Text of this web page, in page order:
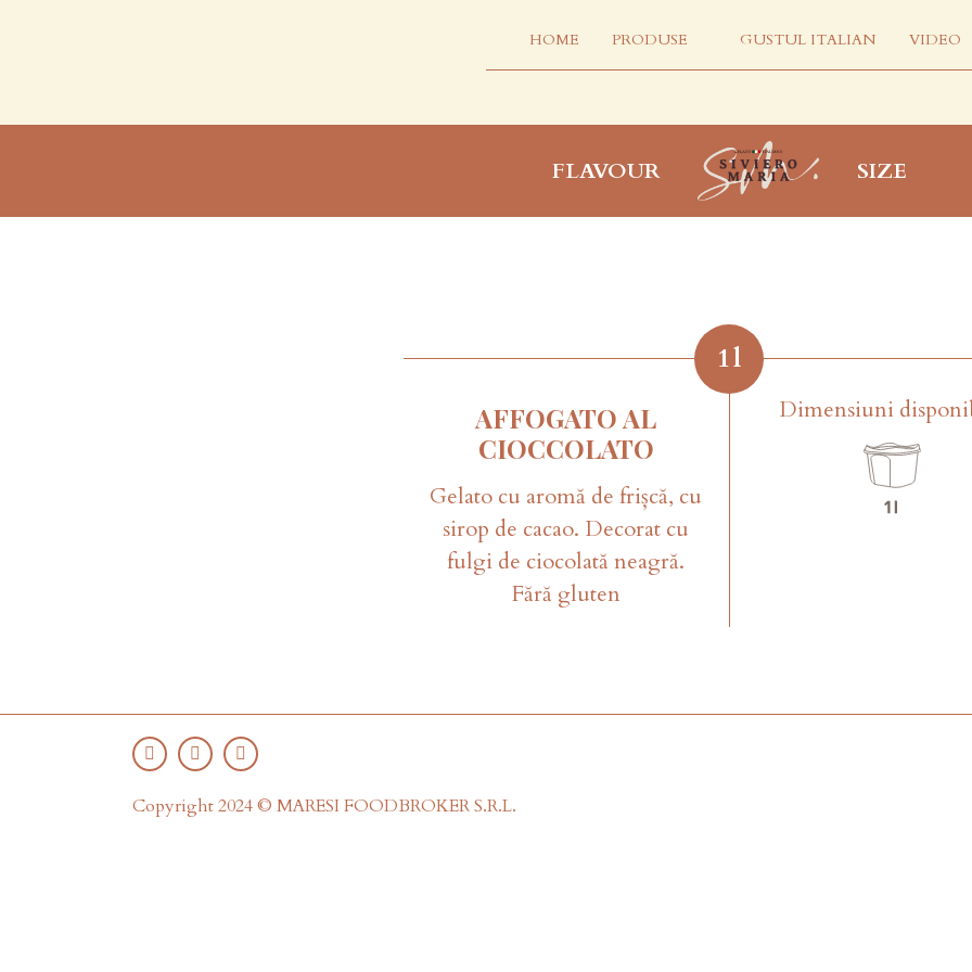
HOME PRODUSE GUSTUL ITALIAN VIDEO
FLAVOUR SIZE
1l
AFFOGATO AL
CIOCCOLATO
Gelato cu aromă de frișcă, cu
sirop de cacao. Decorat cu
fulgi de ciocolată neagră.
Fără gluten
Dimensiuni
Copyright 2024 © MARESI FOODBROKER S.R.L.